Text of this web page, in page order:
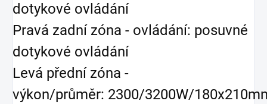
dotykové ovládání
Pravá zadní zóna - ovládání: posuvné
dotykové ovládání
Levá přední zóna -
výkon/průměr: 2300/3200W/